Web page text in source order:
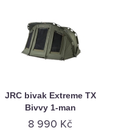
JRC bivak Extreme TX
Bivvy 1-man
8 990 Kč